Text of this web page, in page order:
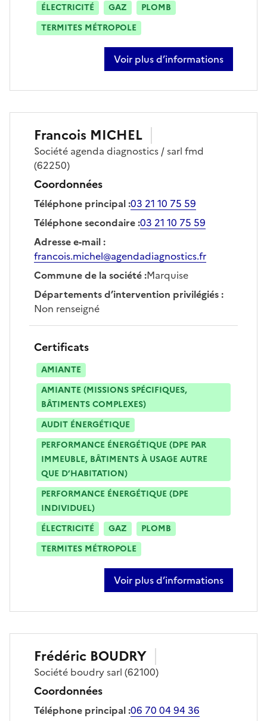
ÉLECTRICITÉ
GAZ
PLOMB
TERMITES MÉTROPOLE
Voir plus d’informations
sur dominique ducandas
Francois MICHEL
Société agenda diagnostics / sarl fmd
(62250)
Coordonnées
Téléphone principal:03 21 10 75 59
Téléphone secondaire:03 21 10 75 59
Adresse e-mail:
francois.michel@agendadiagnostics.fr
Commune de la société:Marquise
Départements d’intervention privilégiés:
Non renseigné
Certificats
AMIANTE
AMIANTE (MISSIONS SPÉCIFIQUES,
BÂTIMENTS COMPLEXES)
AUDIT ÉNERGÉTIQUE
PERFORMANCE ÉNERGÉTIQUE (DPE PAR
IMMEUBLE, BÂTIMENTS À USAGE AUTRE
QUE D’HABITATION)
PERFORMANCE ÉNERGÉTIQUE (DPE
INDIVIDUEL)
ÉLECTRICITÉ
GAZ
PLOMB
TERMITES MÉTROPOLE
Voir plus d’informations
sur francois michel
Frédéric BOUDRY
Société boudry sarl (62100)
Coordonnées
Téléphone principal:06 70 04 94 36